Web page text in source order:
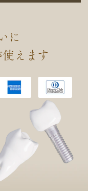
ラント学
ラント専門
に
えます